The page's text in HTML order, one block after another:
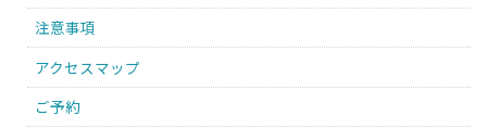
注意事項
アクセスマップ
ご予約